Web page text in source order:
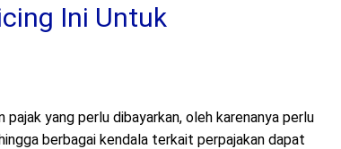
Ini Untuk
yang perlu dibayarkan, oleh karenanya perlu
berbagai kendala terkait perpajakan dapat